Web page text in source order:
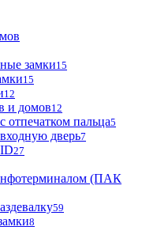
замки15
15
12
и домов12
отпечатком пальца5
дверь7
27
(ПАК
59
8